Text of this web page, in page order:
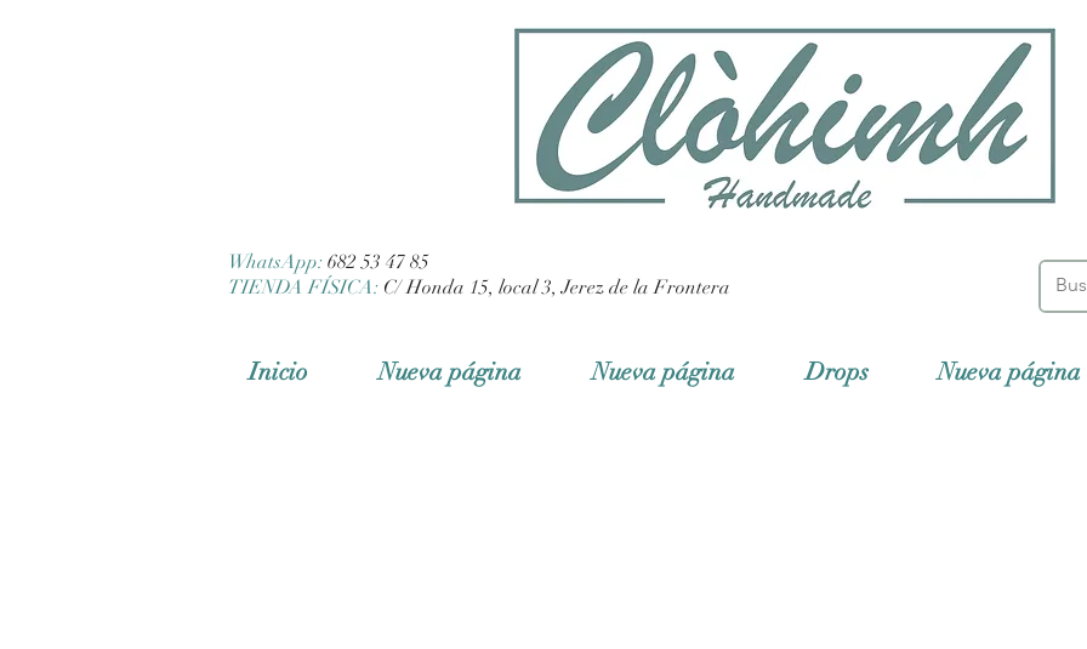
WhatsApp: 682 53 47 85
TIENDA FÍSICA: C/ Honda 15, local 3, Jerez de la Frontera
Inicio Nueva página Nueva página Drops Nueva página